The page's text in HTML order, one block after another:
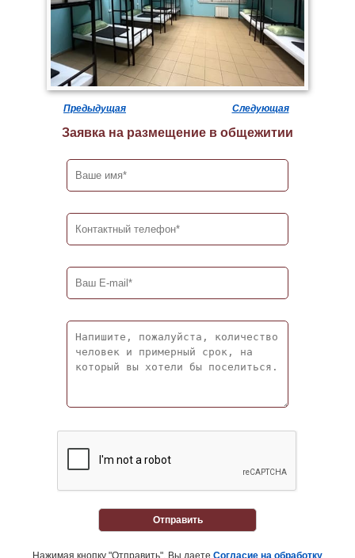
Предыдущая Следующая
Заявка на размещение в общежитии
Отправить
Нажимая кнопку "Отправить", Вы даете Согласие на обработку